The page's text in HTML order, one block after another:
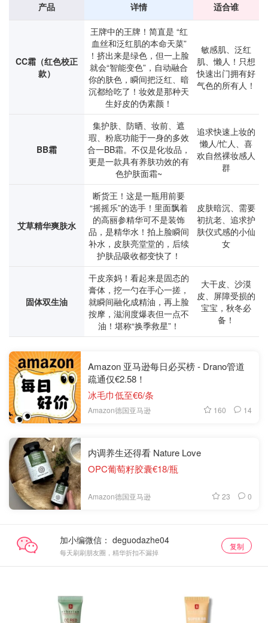
产品 详情 适合谁
CC霜（红色校正
款）
王牌中的王牌！简直是 “红
血丝和泛红肌的本命天菜”
！挤出来是绿色，但一上脸
就会“智能变色”，自动融合
你的肤色，瞬间把泛红、暗
沉都给吃了！妆效是那种天
生好皮的伪素颜！
敏感肌、泛红
肌、懒人！只想
快速出门拥有好
气色的所有人！
BB霜
集护肤、防晒、妆前、遮
瑕、粉底功能于一身的多效
合一BB霜。不仅是化妆品，
更是一款具有养肤功效的有
色护肤面霜~
追求快速上妆的
懒人/忙人、喜
欢自然裸妆感人
群
艾草精华爽肤水
断货王！这是一瓶用前要
“摇摇乐”的选手！里面飘着
的高丽参精华可不是装饰
品，是精华水！拍上脸瞬间
补水，皮肤亮堂堂的，后续
护肤品吸收都变快了！
皮肤暗沉、需要
初抗老、追求护
肤仪式感的小仙
女
固体双生油
干皮亲妈！看起来是固态的
膏体，挖一勺在手心一搓，
就瞬间融化成精油，再上脸
按摩，滋润度爆表但一点不
油！堪称“换季救星”！
大干皮、沙漠
皮、屏障受损的
宝宝，秋冬必
备！
Amazon 亚马逊每日必买榜 - Drano管道
疏通仅€2.58！
冰毛巾低至€6/条
Amazon德国亚马逊 160 14
内调养生还得看 Nature Love
OPC葡萄籽胶囊€18/瓶
Amazon德国亚马逊 23 0
加小编微信：
每天刷刷朋友圈，精华折扣不漏掉
复制